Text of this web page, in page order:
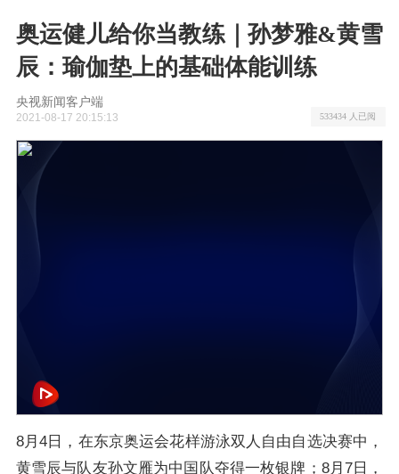
奥运健儿给你当教练｜孙梦雅&黄雪
辰：瑜伽垫上的基础体能训练
央视新闻客户端
2021-08-17 20:15:13 533434 人已阅
8月4日，在东京奥运会花样游泳双人自由自选决赛中，
黄雪辰与队友孙文雁为中国队夺得一枚银牌；8月7日，